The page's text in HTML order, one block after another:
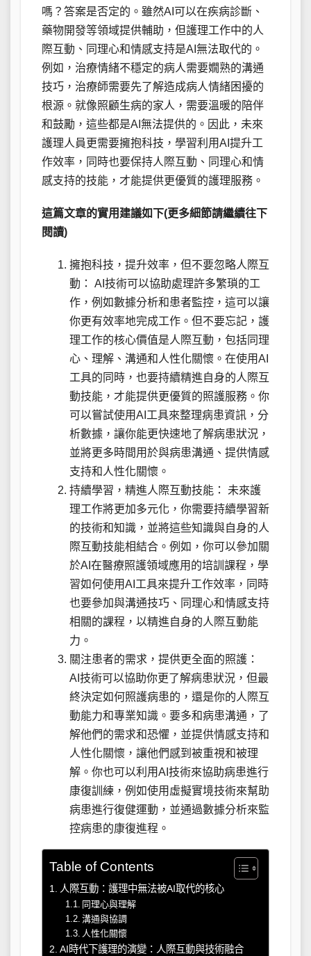
嗎？答案是否定的。雖然AI可以在疾病診斷、
藥物開發等領域提供輔助，但護理工作中的人
際互動、同理心和情感支持是AI無法取代的。
例如，治療情緒不穩定的病人需要嫺熟的溝通
技巧，治療師需要先了解造成病人情緒困擾的
根源。就像照顧生病的家人，需要溫暖的陪伴
和鼓勵，這些都是AI無法提供的。因此，未來
護理人員更需要擁抱科技，學習利用AI提升工
作效率，同時也要保持人際互動、同理心和情
感支持的技能，才能提供更優質的護理服務。
這篇文章的實用建議如下(更多細節請繼續往下
閱讀)
擁抱科技，提升效率，但不要忽略人際互
動： AI技術可以協助處理許多繁瑣的工
作，例如數據分析和患者監控，這可以讓
你更有效率地完成工作。但不要忘記，護
理工作的核心價值是人際互動，包括同理
心、理解、溝通和人性化關懷。在使用AI
工具的同時，也要持續精進自身的人際互
動技能，才能提供更優質的照護服務。你
可以嘗試使用AI工具來整理病患資訊，分
析數據，讓你能更快速地了解病患狀況，
並將更多時間用於與病患溝通、提供情感
支持和人性化關懷。
持續學習，精進人際互動技能： 未來護
理工作將更加多元化，你需要持續學習新
的技術和知識，並將這些知識與自身的人
際互動技能相結合。例如，你可以參加關
於AI在醫療照護領域應用的培訓課程，學
習如何使用AI工具來提升工作效率，同時
也要參加與溝通技巧、同理心和情感支持
相關的課程，以精進自身的人際互動能
力。
關注患者的需求，提供更全面的照護：
AI技術可以協助你更了解病患狀況，但最
終決定如何照護病患的，還是你的人際互
動能力和專業知識。要多和病患溝通，了
解他們的需求和恐懼，並提供情感支持和
人性化關懷，讓他們感到被重視和被理
解。你也可以利用AI技術來協助病患進行
康復訓練，例如使用虛擬實境技術來幫助
病患進行復健運動，並通過數據分析來監
控病患的康復進程。
Table of Contents
人際互動：護理中無法被AI取代的核心
同理心與理解
溝通與協調
人性化關懷
AI時代下護理的演變：人際互動與技術融合